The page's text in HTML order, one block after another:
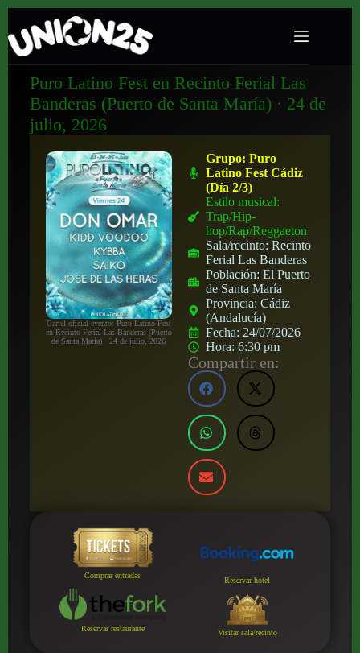
Puro Latino Fest en Recinto Ferial Las
Banderas (Puerto de Santa María) · 24 de
julio, 2026
Cartel oficial evento: Puro Latino Fest
en Recinto Ferial Las Banderas (Puerto
de Santa María) · 24 de julio, 2026
Grupo:Puro
Latino Fest Cádiz
(Día 2/3)
Estilo musical:
Trap/Hip-
hop/Rap/Reggaeton
Sala/recinto:Recinto
Ferial Las Banderas
Población:El Puerto
de Santa María
Provincia:Cádiz
(Andalucía)
Fecha: 24/07/2026
Hora:6:30 pm
Compartir en:
Comprar entradas
Reservar hotel
Reservar restaurante Visitar sala/recinto